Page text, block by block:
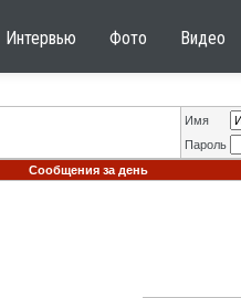
Интервью Фото Видео
Имя
Пароль
Сообщения за день